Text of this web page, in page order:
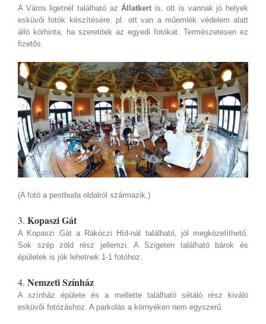
A Város ligetnél található azÁllatkert is, ott is vannak jó helyek
esküvői fotók készítésére. pl. ott van a műemlék védelem alatt
álló körhinta, ha szeretitek az egyedi fotókat. Természetesen ez
fizetős.
(A fotó a pestbuda oldalról származik.)
3. Kopaszi Gát
A Kopaszi Gát a Rákóczi Híd-nál található, jól megközelíthető.
Sok szép zöld rész jellemzi. A Szigeten található bárok és
épületek is jók lehetnek 1-1 fotóhoz.
4. Nemzeti Színház
A színház épülete és a mellette található sétáló rész kiváló
esküvői fotózáshoz. A parkolás a környéken nem egyszerű.